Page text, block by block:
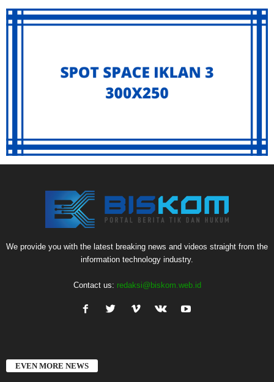
We provide you with the latest breaking news and videos straight from the
information technology industry.
Contact us: redaksi@biskom.web.id
EVEN MORE NEWS